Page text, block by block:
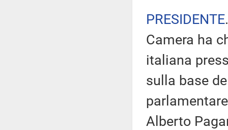
PRESIDENTE
Camera ha
italiana
sulla base
Alberto